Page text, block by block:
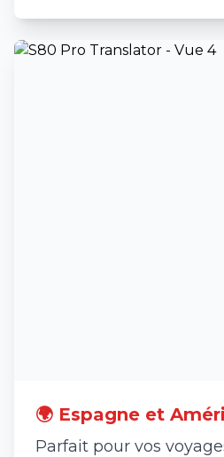
🌍 Espagne et
Parfait pour vos